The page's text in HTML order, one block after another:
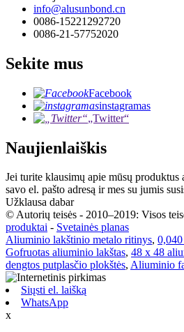
info@alusunbond.cn
0086-15221292720
0086-21-57752020
Sekite mus
Facebook
instagramas
„Twitter“
Naujienlaiškis
Jei turite klausimų apie mūsų
savo el. pašto adresą ir mes su jumis
Užklausa dabar
© Autorių teisės - 2010–2019: Visos
produktai - Svetainės planas
Aliuminio lakštinio metalo ritinys,
Gofruotas aliuminio lakštas, 48 x 48
dengtos putplasčio plokštės, Aliuminio
Siųsti el. laišką
WhatsApp
x